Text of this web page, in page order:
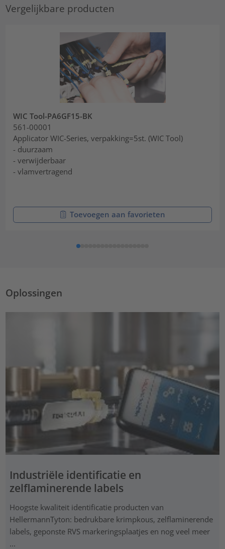
Vergelijkbare producten
WIC Tool-PA6GF15-BK
561-00001
Applicator WIC-Series, verpakking=5st. (WIC Tool)
- duurzaam
- verwijderbaar
- vlamvertragend
Toevoegen aan favorieten
Oplossingen
Industriële identificatie en
zelflaminerende labels
Hoogste kwaliteit identificatie producten van
HellermannTyton: bedrukbare krimpkous, zelflaminerende
labels, geponste RVS markeringsplaatjes en nog veel meer
...